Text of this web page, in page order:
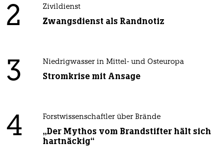
2 Zivildienst
Zwangsdienst als Randnotiz
3 Niedrigwasser in Mittel- und Osteuropa
Stromkrise mit Ansage
4 Forstwissenschaftler über Brände
„Der Mythos vom Brandstifter hält sich
hartnäckig“